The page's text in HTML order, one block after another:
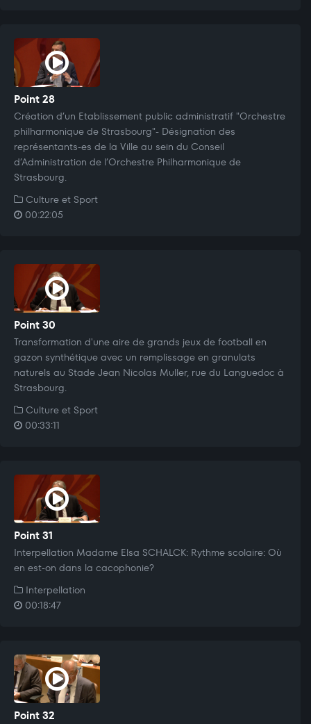
Point 28
Création d’un Etablissement public administratif "Orchestre
philharmonique de Strasbourg"- Désignation des
représentants-es de la Ville au sein du Conseil
d’Administration de l’Orchestre Philharmonique de
Strasbourg.
Culture et Sport
00:22:05
Point 30
Transformation d'une aire de grands jeux de football en
gazon synthétique avec un remplissage en granulats
naturels au Stade Jean Nicolas Muller, rue du Languedoc à
Strasbourg.
Culture et Sport
00:33:11
Point 31
Interpellation Madame Elsa SCHALCK: Rythme scolaire: Où
en est-on dans la cacophonie?
Interpellation
00:18:47
Point 32